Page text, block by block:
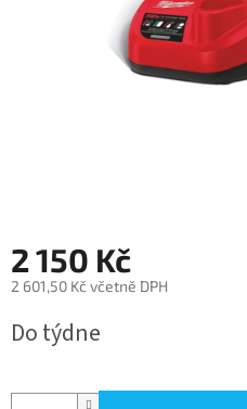
2 150 Kč
2 601,50 Kč včetně DPH
cena:
Do týdne